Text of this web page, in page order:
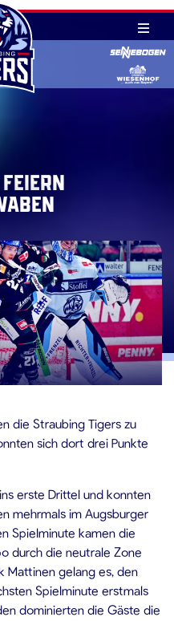
die Straubing Tigers zu
sich dort drei Punkte
erste Drittel und konnten
mehrmals im Augsburger
Spielminute kamen die
durch die neutrale Zone
Mattinen gelang es, den
Spielminute erstmals
dominierten die Gäste die